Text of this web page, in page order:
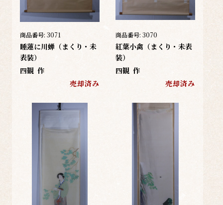
商品番号: 3071
睡蓮に川蝉（まくり・未
表装）
四観 作
売却済み
商品番号: 3070
紅葉小禽（まくり・未表
装）
四観 作
売却済み